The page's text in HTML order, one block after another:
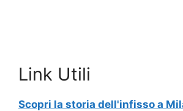
Link Utili
Scopri la storia dell'infisso a